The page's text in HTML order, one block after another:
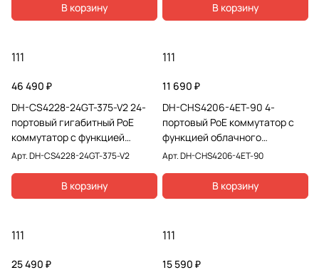
В корзину В корзину
111
46 490 ₽
DH-CS4228-24GT-375-V2 24-
портовый гигабитный PoE
коммутатор с функцией
облачного управления
Арт.DH-CS4228-24GT-375-V2
В корзину
111
11 690 ₽
DH-CHS4206-4ET-90 4-
портовый PoE коммутатор с
функцией облачного
управления
Арт.DH-CHS4206-4ET-90
В корзину
111
25 490 ₽
111
15 590 ₽